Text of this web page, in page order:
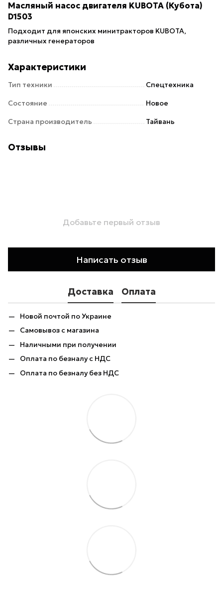
Масляный насос двигателя KUBOTA (Кубота)
D1503
Подходит для японских минитракторов KUBOTA,
различных генераторов
Характеристики
Тип техники Спецтехника
Состояние Новое
Страна производитель Тайвань
Отзывы
Добавьте первый отзыв
Написать отзыв
Доставка Оплата
Новой почтой по Украине
Самовывоз с магазина
Наличными при получении
Оплата по безналу с НДС
Оплата по безналу без НДС